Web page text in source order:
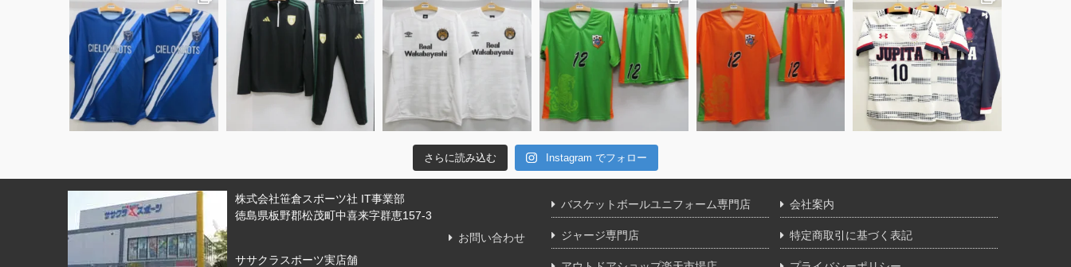
さらに読み込む Instagram でフォロー
株式会社笹倉スポーツ社 IT事業部
徳島県板野郡松茂町中喜来字群恵157-3
お問い合わせ
ササクラスポーツ実店舗
バスケットボールユニフォーム専門店
ジャージ専門店
会社案内
特定商取引に基づく表記